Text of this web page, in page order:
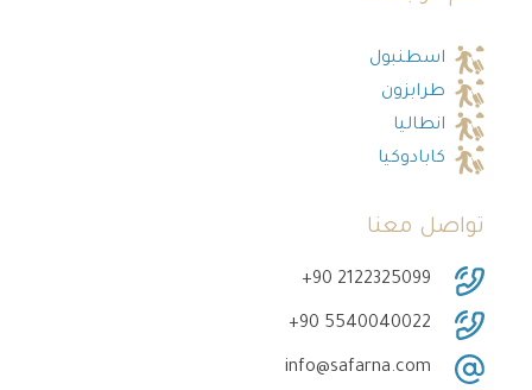
اسطنبول
طرابزون
انطاليا
كابادوكيا
تواصل معنا
‎+90 2122325099
‎+90 5540040022
info@safarna.com